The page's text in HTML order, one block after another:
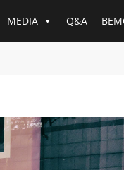
MEDIA Q&A